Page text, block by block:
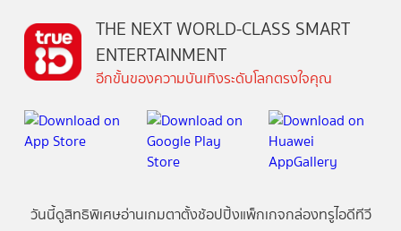
THE NEXT WORLD-CLASS SMART
ENTERTAINMENT
อีกขั้นของความบันเทิงระดับโลกตรงใจคุณ
วันนี้ดูสิทธิพิเศษอ่านเกมตาตั้งช้อปปิ้งแพ็กเกจกล่องทรูไอดีทีวี